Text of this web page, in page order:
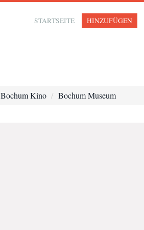
STARTSEITE HINZUFÜGEN
Bochum Kino Bochum Museum